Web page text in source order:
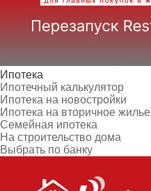
Ипотека
Ипотечный калькулятор
Ипотека на новостройки
Ипотека на вторичное жилье
Семейная ипотека
На строительство дома
Выбрать по банку